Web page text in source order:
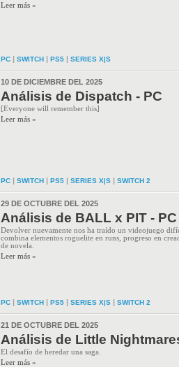
Leer más »
PC | SWITCH | PS5 | SERIES X|S
10 DE DICIEMBRE DEL 2025
Análisis de Dispatch - PC
[Everyone will remember this]
Leer más »
PC | SWITCH | PS5 | SERIES X|S | SWITCH 2
29 DE OCTUBRE DEL 2025
Análisis de BALL x PIT - PC
Devolver nuevamente nos ha traído un videojuego
combina elementos roguelite en runs, progreso en
de novela.
Leer más »
PC | SWITCH | PS5 | SERIES X|S | SWITCH 2
21 DE OCTUBRE DEL 2025
Análisis de Little
El desafío de heredar una saga.
Leer más »